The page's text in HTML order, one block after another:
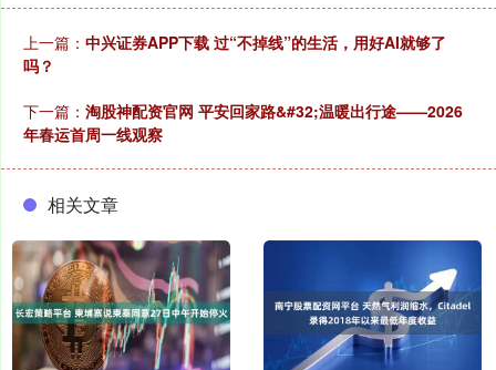
上一篇： 中兴证券APP下载 过“不掉线”的生活，用好AI就够了
吗？
下一篇： 淘股神配资官网 平安回家路&#32;温暖出行途——2026
年春运首周一线观察
相关文章